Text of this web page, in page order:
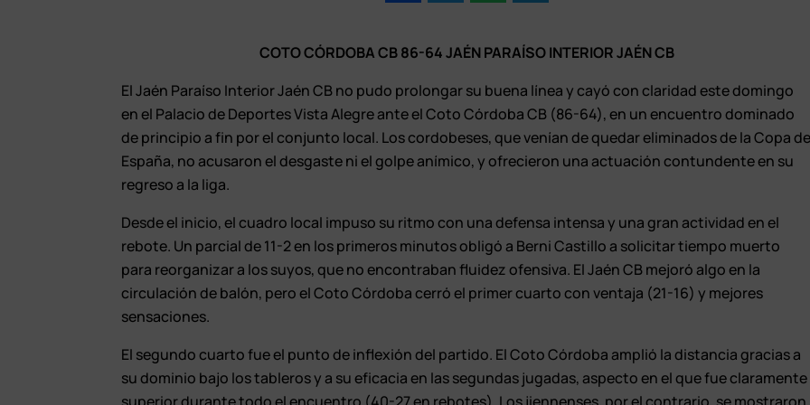
COTO CÓRDOBA CB 86-64 JAÉN PARAÍSO INTERIOR JAÉN CB
El Jaén Paraíso Interior Jaén CB no pudo prolongar su buena línea y cayó con claridad este domingo
en el Palacio de Deportes Vista Alegre ante el Coto Córdoba CB (86-64), en un encuentro dominado
de principio a fin por el conjunto local. Los cordobeses, que venían de quedar eliminados de la Copa
España, no acusaron el desgaste ni el golpe anímico, y ofrecieron una actuación contundente en su
regreso a la liga.
Desde el inicio, el cuadro local impuso su ritmo con una defensa intensa y una gran actividad en el
rebote. Un parcial de 11-2 en los primeros minutos obligó a Berni Castillo a solicitar tiempo muerto
para reorganizar a los suyos, que no encontraban fluidez ofensiva. El Jaén CB mejoró algo en la
circulación de balón, pero el Coto Córdoba cerró el primer cuarto con ventaja (21-16) y mejores
sensaciones.
El segundo cuarto fue el punto de inflexión del partido. El Coto Córdoba amplió la distancia gracias a
su dominio bajo los tableros y a su eficacia en las segundas jugadas, aspecto en el que fue claramente